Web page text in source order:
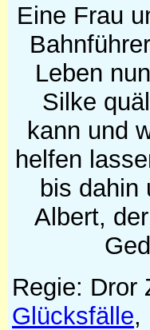
Eine Frau
Leben
Silke
kann und
helfen
bis dahin
Albert,
Regie: Dror
Glücksfälle,